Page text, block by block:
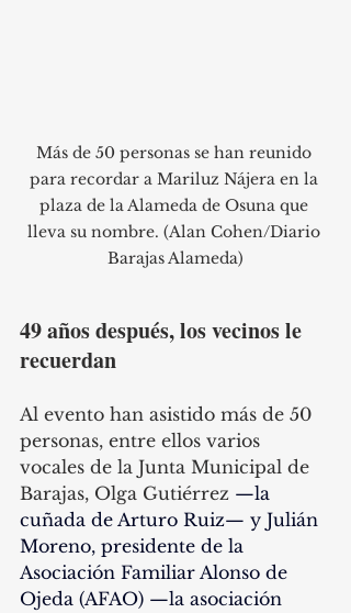
Más de 50 personas se han reunido
para recordar a Mariluz Nájera en la
plaza de la Alameda de Osuna que
lleva su nombre. (Alan Cohen/Diario
Barajas Alameda)
49 años después, los vecinos le
recuerdan
Al evento han asistido más de 50
personas, entre ellos varios
vocales de la Junta Municipal de
Barajas, Olga Gutiérrez —la
cuñada de Arturo Ruiz— y Julián
Moreno, presidente de la
Asociación Familiar Alonso de
Ojeda (AFAO) —la asociación